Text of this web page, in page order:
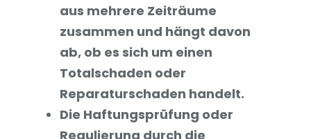
aus mehrere Zeiträume
zusammen und hängt davon
ab, ob es sich um einen
Totalschaden oder
Reparaturschaden handelt.
Die Haftungsprüfung oder
Regulierung durch die